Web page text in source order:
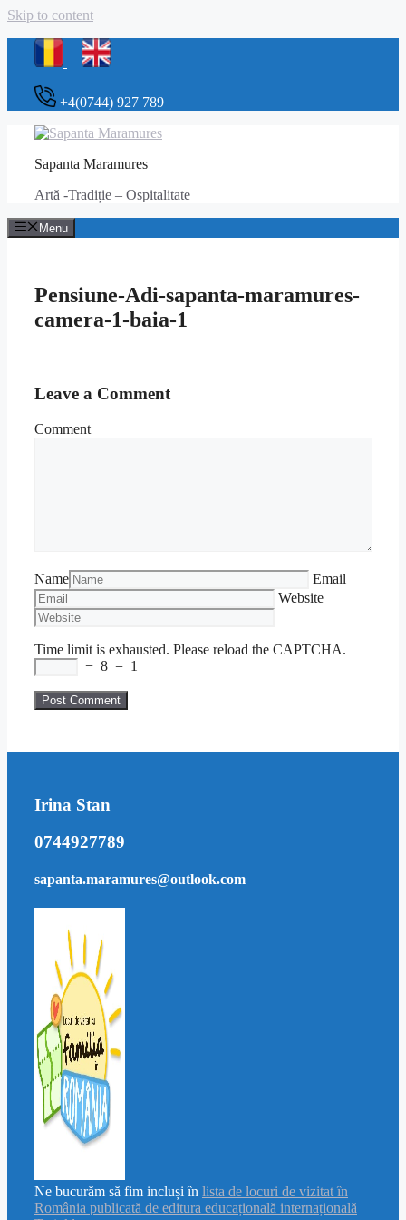
Skip to content
+4(0744) 927 789
Sapanta Maramures
Artă -Tradiție – Ospitalitate
Menu
Pensiune-Adi-sapanta-maramures-
camera-1-baia-1
Leave a Comment
Comment
Name
Email
Website
Time limit is exhausted. Please reload the CAPTCHA.
− 8 = 1
Irina Stan
0744927789
sapanta.maramures@outlook.com
Ne bucurăm să fim incluși în lista de locuri de vizitat în
România publicată de editura educațională internațională